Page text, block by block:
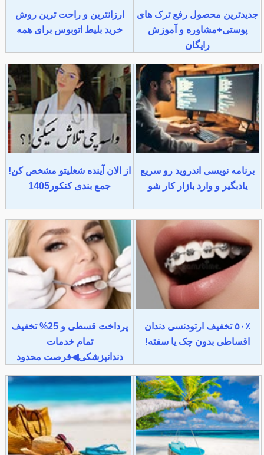
جدیدترین محصول رفع ترک های
پوستی+مشاوره و آموزش
رایگان
ارزانترین و راحت ترین روش
خرید بلیط اتوبوس برای همه
برنامه نویسی اندروید رو سریع
یادبگیر و وارد بازار کار شو
از الان آینده شغلیتو مشخص کن!
جمع بندی کنکور1405
۵۰٪ تخفیف ارتودنسی دندان
اقساطی بدون چک یا سفته!
پرداخت قسطی و 25% تخفیف
تمام خدمات
دندانپزشکی◀فرصت محدود